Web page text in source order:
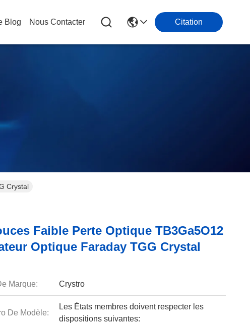
Blog Nous Contacter Citation
Crystal
Faible Perte Optique TB3Ga5O12
Optique Faraday TGG Crystal
Marque: Crystro
De Modèle:
Les États membres doivent respecter les
dispositions suivantes: